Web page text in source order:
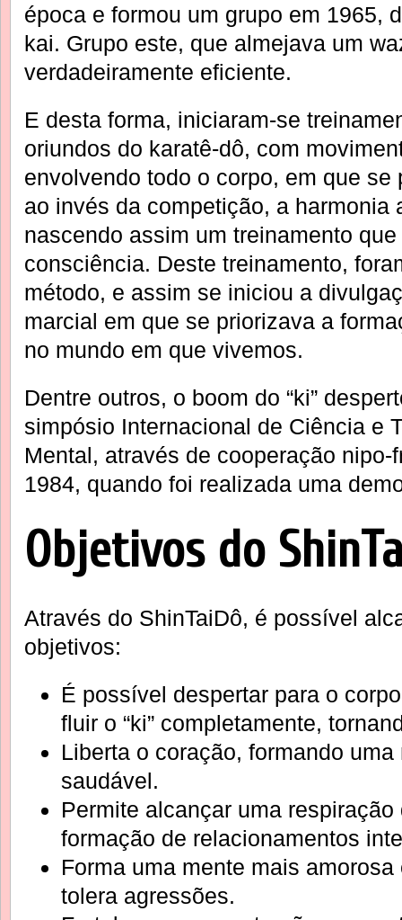
época e formou um grupo em 1965,
kai. Grupo este, que almejava um
verdadeiramente eficiente.
E desta forma, iniciaram-se
oriundos do karatê-dô, com
envolvendo todo o corpo, em que
ao invés da competição, a harmonia
nascendo assim um treinamento
consciência. Deste treinamento,
método, e assim se iniciou a
marcial em que se priorizava a
no mundo em que vivemos.
Dentre outros, o boom do “ki”
simpósio Internacional de Ciência e
Mental, através de cooperação
1984, quando foi realizada uma
Objetivos do
Através do ShinTaiDô, é possível
objetivos:
É possível despertar para o
fluir o “ki” completamente,
Liberta o coração, formando
saudável.
Permite alcançar uma
formação de relacionamentos
Forma uma mente mais
tolera agressões.